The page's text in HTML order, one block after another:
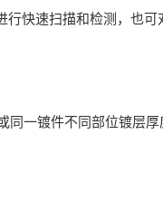
快速扫描和检测，也
一镀件不同部位镀层